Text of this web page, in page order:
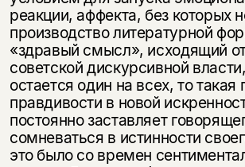
реакции, аффекта, без которых
производство литературной
«здравый смысл», исходящий
советской дискурсивной
остается один на всех, то
правдивости в новой
постоянно заставляет
сомневаться в истинности
это было со времен